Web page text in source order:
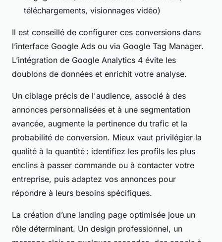
téléchargements, visionnages vidéo)
Il est conseillé de configurer ces conversions dans
l’interface Google Ads ou via Google Tag Manager.
L’intégration de Google Analytics 4 évite les
doublons de données et enrichit votre analyse.
Un ciblage précis de l'audience, associé à des
annonces personnalisées et à une segmentation
avancée, augmente la pertinence du trafic et la
probabilité de conversion. Mieux vaut privilégier la
qualité à la quantité : identifiez les profils les plus
enclins à passer commande ou à contacter votre
entreprise, puis adaptez vos annonces pour
répondre à leurs besoins spécifiques.
La création d’une landing page optimisée joue un
rôle déterminant. Un design professionnel, un